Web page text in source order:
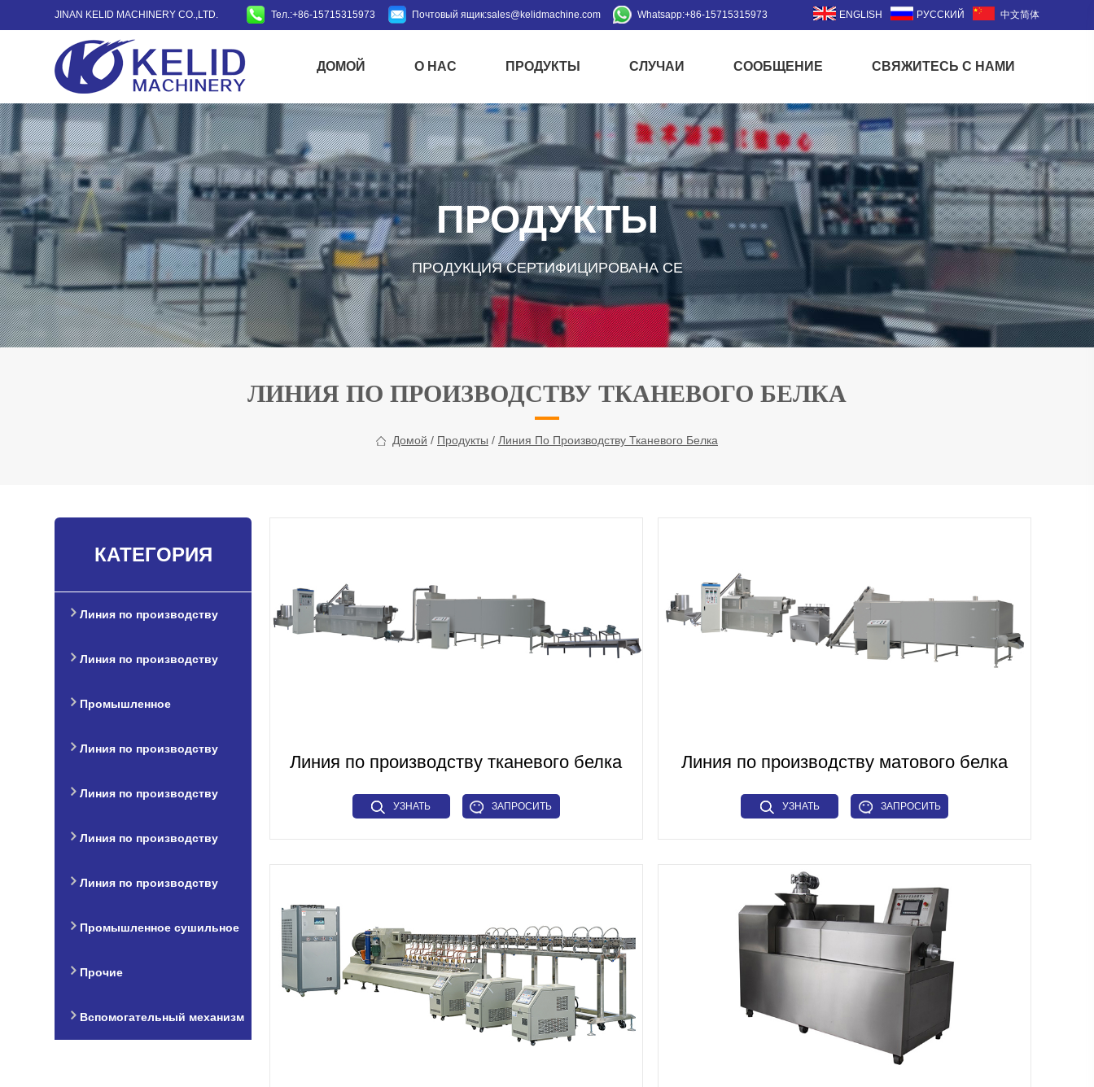
JINAN KELID MACHINERY CO.,LTD. Тел.:+86-15715315973 Почтовый ящик:sales@kelidmachine.com Whatsapp:+86-15715315973 ENGLISH РУССКИЙ 中文简体
ДОМОЙ О НАС ПРОДУКТЫ СЛУЧАИ СООБЩЕНИЕ СВЯЖИТЕСЬ С НАМИ
ПРОДУКТЫ
ПРОДУКЦИЯ СЕРТИФИЦИРОВАНА CE
ЛИНИЯ ПО ПРОИЗВОДСТВУ ТКАНЕВОГО БЕЛКА
Домой / Продукты / Линия По Производству Тканевого Белка
КАТЕГОРИЯ
Линия по производству
закусок
Линия по производству
кормов для домашних
животных и рыбных кормов
Промышленное
микроволновое
оборудование
Линия по производству
тканевого белка
Линия по производству
искусственного риса
Линия по производству
зерновых хлопьев для
завтрака
Линия по производству
макарон
Промышленное сушильное
оборудование
Прочие
Вспомогательный механизм
Линия по производству тканевого белка
УЗНАТЬ ЗАПРОСИТЬ
Линия по производству матового белка
УЗНАТЬ ЗАПРОСИТЬ